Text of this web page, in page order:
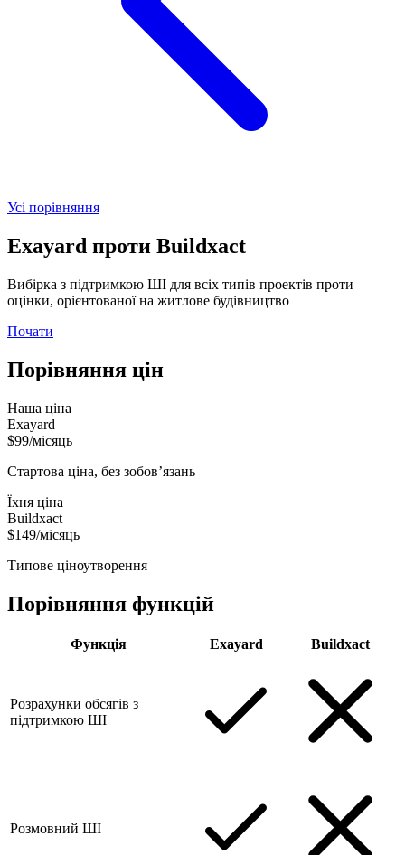
Усі порівняння
Exayard проти Buildxact
Вибірка з підтримкою ШІ для всіх типів проектів проти
оцінки, орієнтованої на житлове будівництво
Почати
Порівняння цін
Наша ціна
Exayard
$99/місяць
Стартова ціна, без зобов’язань
Їхня ціна
Buildxact
$149/місяць
Типове ціноутворення
Порівняння функцій
Функція Exayard Buildxact
Розрахунки обсягів з
підтримкою ШІ
Розмовний ШІ